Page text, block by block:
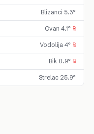
Blizanci 5.3°
Ovan 4.1° ℞
Vodolija 4° ℞
Bik 0.9° ℞
Strelac 25.9°